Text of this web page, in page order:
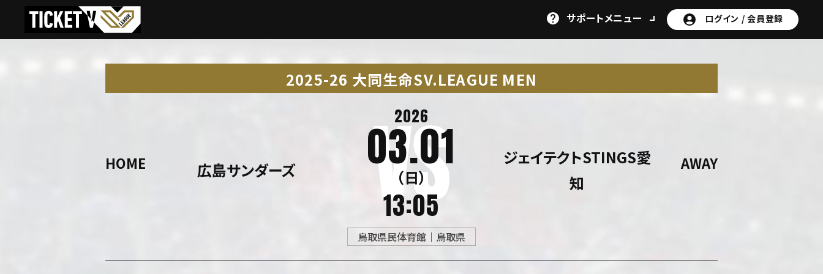
サポートメニュー ログイン /会員登録
2025-26 大同生命SV.LEAGUE MEN
HOME 広島サンダーズ
2026
03.01
（日）
13:05
AWAY
ジェイテクトSTINGS愛
知
鳥取県民体育館｜鳥取県